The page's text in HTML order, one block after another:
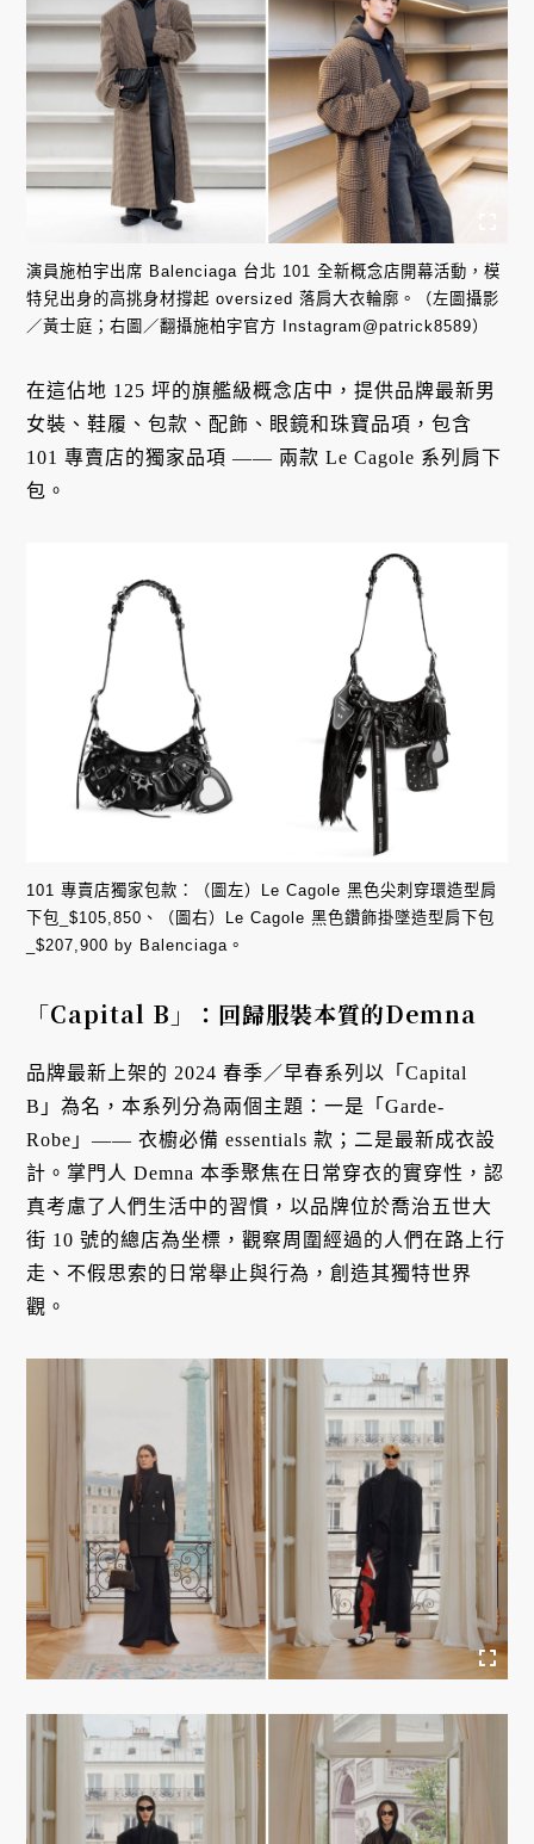
演員施柏宇出席 Balenciaga 台北 101 全新概念店開幕活動，模
特兒出身的高挑身材撐起 oversized 落肩大衣輪廓。（左圖攝影
／黃士庭；右圖／翻攝施柏宇官方 Instagram@patrick8589）
在這佔地 125 坪的旗艦級概念店中，提供品牌最新男
女裝、鞋履、包款、配飾、眼鏡和珠寶品項，包含
101 專賣店的獨家品項 —— 兩款 Le Cagole 系列肩下
包。
101 專賣店獨家包款：（圖左）Le Cagole 黑色尖刺穿環造型肩
下包_$105,850、（圖右）Le Cagole 黑色鑽飾掛墜造型肩下包
_$207,900 by Balenciaga。
「Capital B」：回歸服裝本質的Demna
品牌最新上架的 2024 春季／早春系列以「Capital
B」為名，本系列分為兩個主題：一是「Garde-
Robe」—— 衣櫥必備 essentials 款；二是最新成衣設
計。掌門人 Demna 本季聚焦在日常穿衣的實穿性，認
真考慮了人們生活中的習慣，以品牌位於喬治五世大
街 10 號的總店為坐標，觀察周圍經過的人們在路上行
走、不假思索的日常舉止與行為，創造其獨特世界
觀。